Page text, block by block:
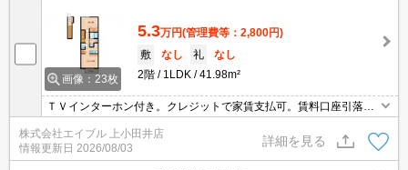
画像：23枚
5.3万円(管理費等：2,800円)
敷
なし 礼
なし
2階
1LDK 41.98m²
ＴＶインターホン付き。クレジットで家賃支払可。賃料口座引落手
数料170円/月。サポートシステム加入要330円/月。
株式会社エイブル 上小田井店
情報更新日 2026/08/03
詳細を見る